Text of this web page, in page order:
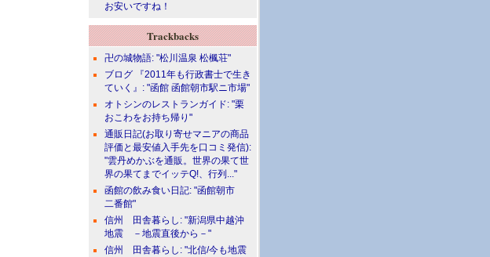
お安いですね！
Trackbacks
卍の城物語: "松川温泉 松楓荘"
ブログ 『2011年も行政書士で生き
ていく』: "函館 函館朝市駅ニ市場"
オトシンのレストランガイド: "栗
おこわをお持ち帰り"
通販日記(お取り寄せマニアの商品
評価と最安値入手先を口コミ発信):
"雲丹めかぶを通販。世界の果て世
界の果てまでイッテQ!、行列..."
函館の飲み食い日記: "函館朝市
二番館"
信州 田舎暮らし: "新潟県中越沖
地震 －地震直後から－"
信州 田舎暮らし: "北信/今も地震